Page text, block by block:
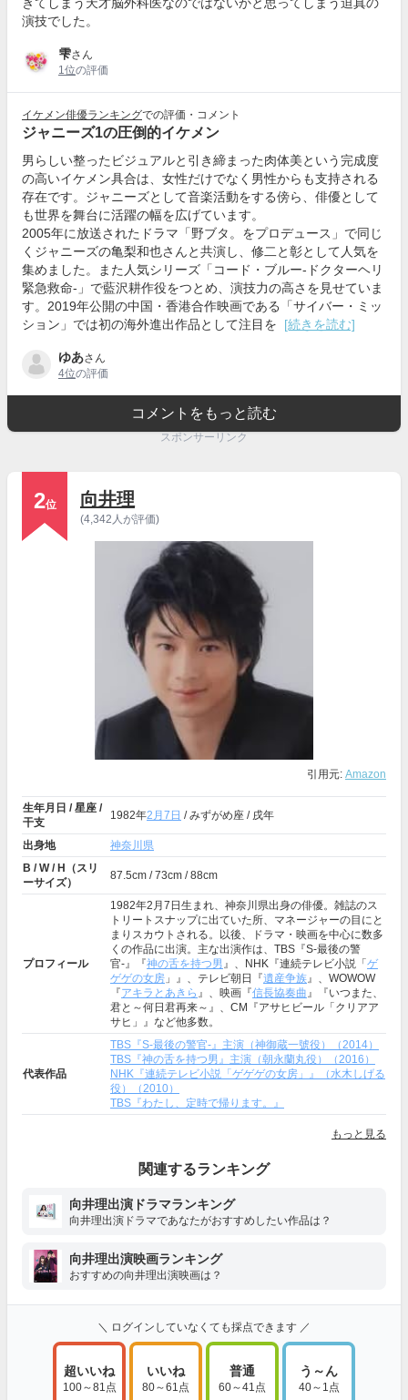
演技でした。
雫さん
1位の評価
イケメン俳優ランキングでの評価・コメント
ジャニーズ1の圧倒的イケメン
男らしい整ったビジュアルと引き締まった肉体美という完成度
の高いイケメン具合は、女性だけでなく男性からも支持される
存在です。ジャニーズとして音楽活動をする傍ら、俳優として
も世界を舞台に活躍の幅を広げています。
2005年に放送されたドラマ「野ブタ。をプロデュース」で同じ
くジャニーズの亀梨和也さんと共演し、修二と彰として人気を
集めました。また人気シリーズ「コード・ブルー‐ドクターヘリ
緊急救命‐」で藍沢耕作役をつとめ、演技力の高さを見せていま
す。2019年公開の中国・香港合作映画である「サイバー・ミッ
ション」では初の海外進出作品として注目を
[続きを読む]
ゆあさん
4位の評価
コメントをもっと読む
スポンサーリンク
2位 向井理
(4,342人が評価)
引用元: Amazon
生年月日 / 星座 /
干支
1982年2月7日 / みずがめ座 / 戌年
出身地
神奈川県
B / W / H（スリ
ーサイズ）
87.5cm / 73cm / 88cm
プロフィール
1982年2月7日生まれ、神奈川県出身の俳優。雑誌のス
トリートスナップに出ていた所、マネージャーの目にと
まりスカウトされる。以後、ドラマ・映画を中心に数多
くの作品に出演。主な出演作は、TBS『S-最後の警
官-』『神の舌を持つ男』、NHK『連続テレビ小説「 ゲ
ゲゲの女房 」』、テレビ朝日『遺産争族』、WOWOW
『アキラとあきら 』、映画『信長協奏曲』『いつまた、
君と～何日君再来～』、CM『アサヒビール「クリアア
サヒ」』など他多数。
代表作品
TBS『S-最後の警官-』主演（神御蔵一號役）（2014）
TBS『神の舌を持つ男』主演（朝永蘭丸役）（2016）
NHK『連続テレビ小説「ゲゲゲの女房」』（水木しげる
役）（2010）
TBS『わたし、定時で帰ります。』
もっと見る
関連するランキング
向井理出演ドラマランキング
向井理出演ドラマであなたがおすすめしたい作品は？
向井理出演映画ランキング
おすすめの向井理出演映画は？
＼ ログインしていなくても採点できます ／
超いいね
100～81点
いいね
80～61点
普通
60～41点
う～ん
40～1点